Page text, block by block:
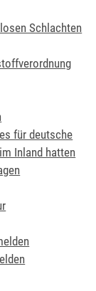
Schlachten
für deutsche
Inland hatten